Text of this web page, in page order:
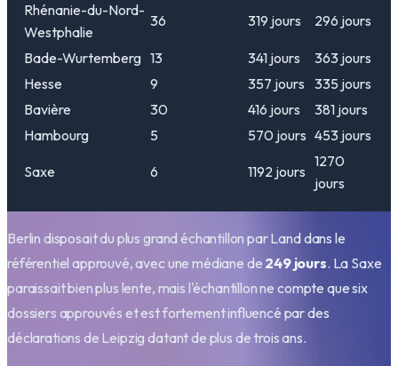
Rhénanie-du-Nord-
Westphalie
36 319 jours 296 jours
Bade-Wurtemberg 13 341 jours 363 jours
Hesse
9 357 jours 335 jours
Bavière
30 416 jours 381 jours
Hambourg
5 570 jours 453 jours
Saxe 6 1192 jours
1270
jours
Berlin disposait du plus grand échantillon par Land dans le
référentiel approuvé, avec une médiane de 249 jours. La Saxe
paraissait bien plus lente, mais l'échantillon ne compte que six
dossiers approuvés et est fortement influencé par des
déclarations de Leipzig datant de plus de trois ans.